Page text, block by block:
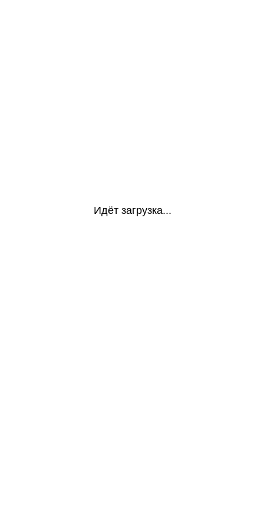
Идёт загрузка...